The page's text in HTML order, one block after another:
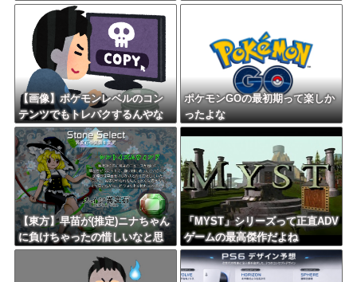
えて？
【画像】ポケモンレベルのコン
テンツでもトレパクするんやな
ポケモンGOの最初期って楽しか
ったよな
【東方】早苗が(推定)ニナちゃん
に負けちゃったの惜しいなと思
う
「MYST」シリーズって正直ADV
ゲームの最高傑作だよね